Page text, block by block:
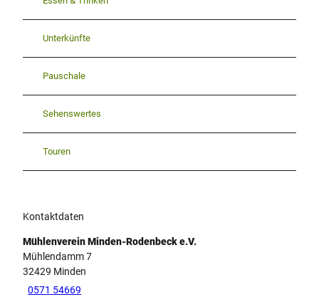
Unterkünfte
Pauschale
Sehenswertes
Touren
Kontaktdaten
Mühlenverein Minden-Rodenbeck e.V.
Mühlendamm 7
32429 Minden
0571 54669